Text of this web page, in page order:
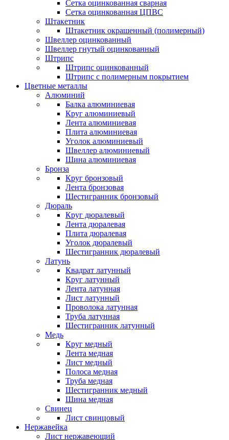
Сетка оцинкованная сварная
Сетка оцинкованная ЦПВС
Штакетник
Штакетник окрашенный (полимерный)
Швеллер оцинкованный
Швеллер гнутый оцинкованный
Штрипс
Штрипс оцинкованный
Штрипс с полимерным покрытием
Цветные металлы
Алюминий
Балка алюминиевая
Круг алюминиевый
Лента алюминиевая
Плита алюминиевая
Уголок алюминиевый
Швеллер алюминиевый
Шина алюминиевая
Бронза
Круг бронзовый
Лента бронзовая
Шестигранник бронзовый
Дюраль
Круг дюралевый
Лента дюралевая
Плита дюралевая
Уголок дюралевый
Шестигранник дюралевый
Латунь
Квадрат латунный
Круг латунный
Лента латунная
Лист латунный
Проволока латунная
Труба латунная
Шестигранник латунный
Медь
Круг медный
Лента медная
Лист медный
Полоса медная
Труба медная
Шестигранник медный
Шина медная
Свинец
Лист свинцовый
Нержавейка
Лист нержавеющий